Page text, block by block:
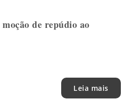
de repúdio ao
Leia mais